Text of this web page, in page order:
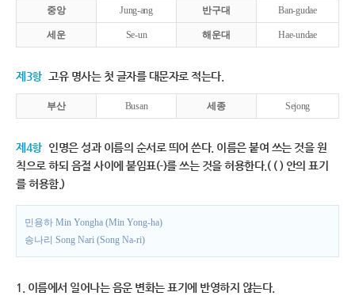
중앙 Jung-ang 반구대 Ban-gudae
세운 Se-un 해운대 Hae-undae
제3항 고유 명사는 첫 글자를 대문자로 적는다.
부산 Busan 세종 Sejong
제4항 인명은 성과 이름의 순서로 띄어 쓴다. 이름은 붙여 쓰는 것을 원
칙으로 하되 음절 사이에 붙임표(-)를 쓰는 것을 허용한다.( ( ) 안의 표기
를 허용함.)
민용하 Min Yongha (Min Yong-ha)
송나리 Song Nari (Song Na-ri)
1. 이름에서 일어나는 음운 변화는 표기에 반영하지 않는다.